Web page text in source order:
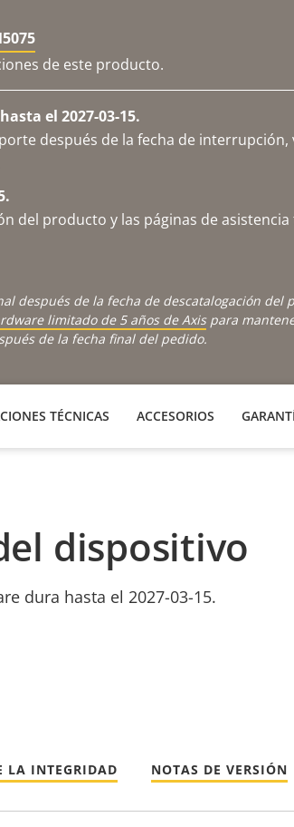
de este producto.
el 2027-03-15.
después de la fecha de interrupción,
del producto y las páginas de
después de la fecha de descatalogación
limitado de 5 años de Axispara
de la fecha final del pedido.
TÉCNICAS ACCESORIOS
dispositivo
dura hasta el 2027-03-15.
LA INTEGRIDAD NOTAS DE VERSIÓN